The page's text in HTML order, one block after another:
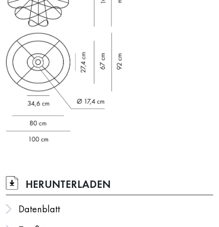
HERUNTERLADEN
Datenblatt